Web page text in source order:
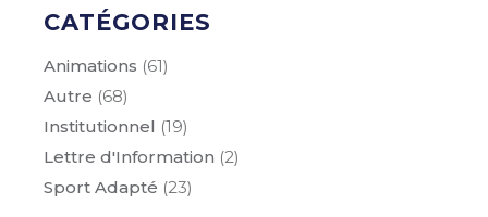
CATÉGORIES
Animations (61)
Autre (68)
Institutionnel (19)
Lettre d'Information (2)
Sport Adapté (23)